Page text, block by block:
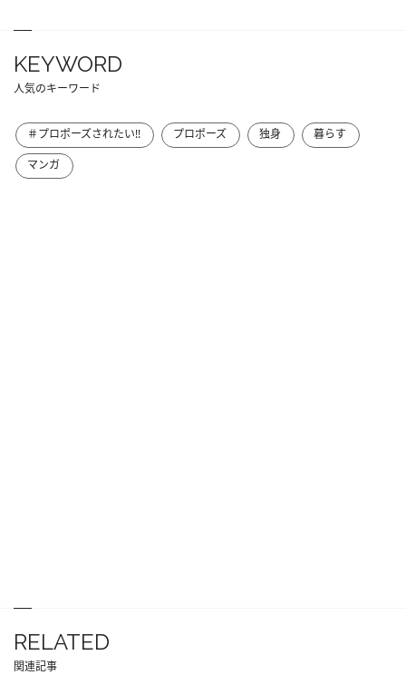
KEYWORD
人気のキーワード
＃プロポーズされたい!! プロポーズ 独身
暮らす
マンガ
RELATED
関連記事